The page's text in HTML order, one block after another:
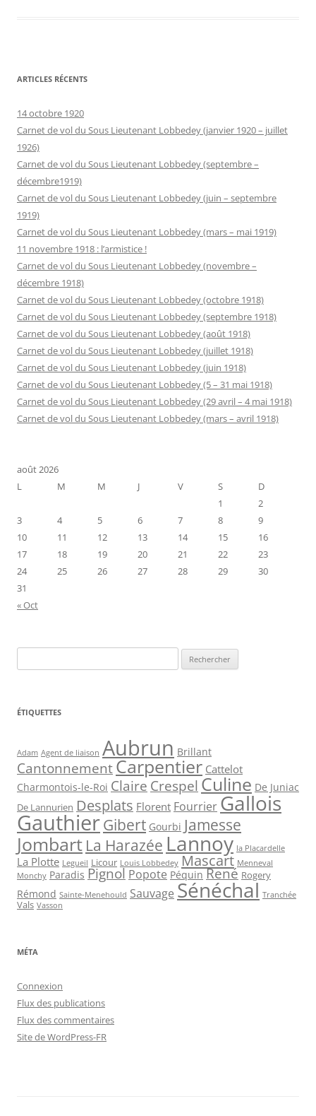
ARTICLES RÉCENTS
14 octobre 1920
Carnet de vol du Sous Lieutenant Lobbedey (janvier 1920 – juillet
1926)
Carnet de vol du Sous Lieutenant Lobbedey (septembre –
décembre1919)
Carnet de vol du Sous Lieutenant Lobbedey (juin – septembre
1919)
Carnet de vol du Sous Lieutenant Lobbedey (mars – mai 1919)
11 novembre 1918 : l’armistice !
Carnet de vol du Sous Lieutenant Lobbedey (novembre –
décembre 1918)
Carnet de vol du Sous Lieutenant Lobbedey (octobre 1918)
Carnet de vol du Sous Lieutenant Lobbedey (septembre 1918)
Carnet de vol du Sous Lieutenant Lobbedey (août 1918)
Carnet de vol du Sous Lieutenant Lobbedey (juillet 1918)
Carnet de vol du Sous Lieutenant Lobbedey (juin 1918)
Carnet de vol du Sous Lieutenant Lobbedey (5 – 31 mai 1918)
Carnet de vol du Sous Lieutenant Lobbedey (29 avril – 4 mai 1918)
Carnet de vol du Sous Lieutenant Lobbedey (mars – avril 1918)
août 2026
L
M M J V S
D
1
2
3
4 5 6 7 8
9
10
11 12 13 14 15
16
17
18 19 20 21 22
23
24
25 26 27 28 29
30
31
« Oct
ÉTIQUETTES
Adam Agent de liaison Aubrun Brillant
Cantonnement Carpentier Cattelot
Charmontois-le-Roi Claire Crespel Culine De Juniac
De Lannurien Desplats Florent Fourrier Gallois
GauthierGibert Gourbi Jamesse
Jombart La Harazée Lannoy la Placardelle
La Plotte Legueil Licour Louis Lobbedey Mascart Menneval
Monchy Paradis Pignol Popote Péquin René Rogery
Rémond Sainte-Menehould Sauvage Sénéchal Tranchée
Vals Vasson
MÉTA
Connexion
Flux des publications
Flux des commentaires
Site de WordPress-FR